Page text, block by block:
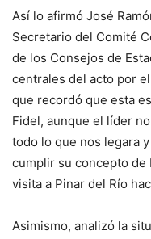
Así lo afirmó José
Secretario del Comité
de los Consejos de
centrales del acto por
que recordó que esta
Fidel, aunque el líder
todo lo que nos legara
cumplir su concepto de
visita a Pinar del Río
Asimismo, analizó la